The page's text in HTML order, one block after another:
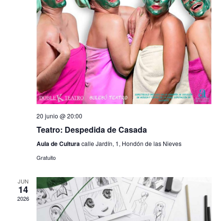
b
ú
s
q
u
e
a
v
e
n
20 junio @ 20:00
Teatro: Despedida de Casada
Aula de Culturacalle Jardín, 1, Hondón de las Nieves
Gratuito
JUN
14
2026